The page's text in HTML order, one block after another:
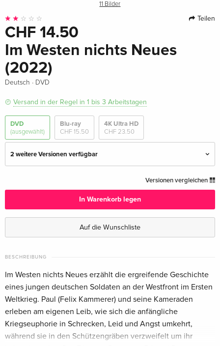
11 Bilder
Teilen
CHF 14.50
Im Westen nichts Neues
(2022)
Deutsch · DVD
Versand in der Regel in 1 bis 3 Arbeitstagen
DVD
(ausgewählt)
Blu-ray
CHF 15.50
4K Ultra HD
CHF 23.50
2 weitere Versionen verfügbar
CHF 14.50
Englisch · US Version
Versionen vergleichen
In Warenkorb legen
Auf die Wunschliste
BESCHREIBUNG
Im Westen nichts Neues erzählt die ergreifende Geschichte
eines jungen deutschen Soldaten an der Westfront im Ersten
Weltkrieg. Paul (Felix Kammerer) und seine Kameraden
erleben am eigenen Leib, wie sich die anfängliche
Kriegseuphorie in Schrecken, Leid und Angst umkehrt,
während sie in den Schützengräben verzweifelt um ihr